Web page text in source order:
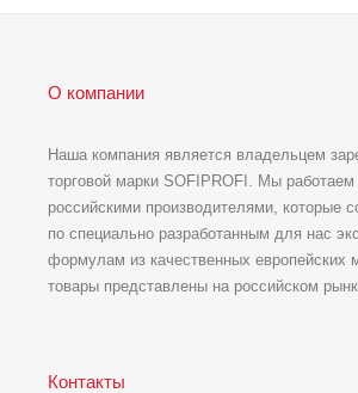
О компании
Наша компания является владельцем
торговой марки SOFIPROFI. Мы
российскими производителями, которые
по специально разработанным для нас
формулам из качественных европейских
товары представлены на российском
Контакты